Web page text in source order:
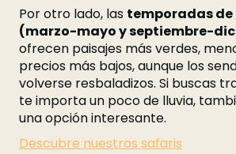
Por otro lado, las temporadas
(marzo-mayo y septiembre-
ofrecen paisajes más verdes,
precios más bajos, aunque los
volverse resbaladizos. Si buscas
te importa un poco de lluvia,
una opción interesante.
Descubre nuestros safaris